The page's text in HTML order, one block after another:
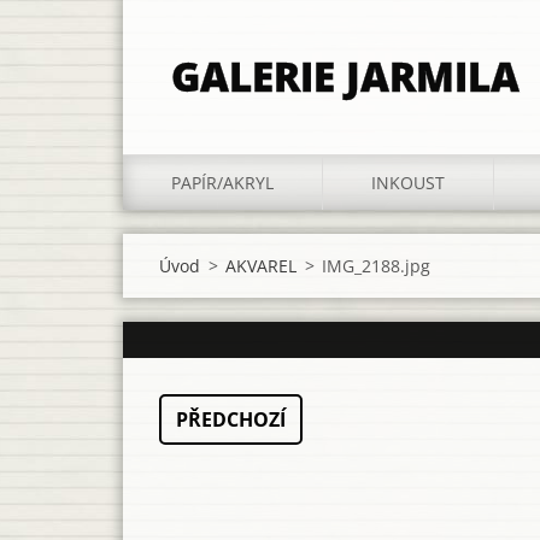
GALERIE JARMILA
PAPÍR/AKRYL INKOUST
Úvod > AKVAREL > IMG_2188.jpg
PŘEDCHOZÍ